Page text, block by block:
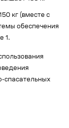
кг (вместе с
обеспечения
1.
спасательных